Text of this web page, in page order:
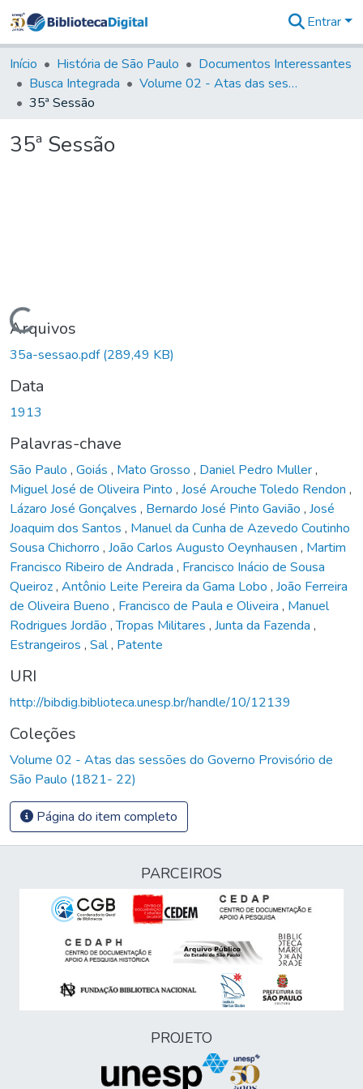
&
Coleções
Tudo na
Entrar
Início História de São Paulo
Documentos Interessantes
Busca Integrada
Volume 02 - Atas das sessões do Governo Provisório de São Paulo (1821- 22)
35ª Sessão
35ª Sessão
Carregando...
Arquivos
35a-sessao.pdf(289,49 KB)
Data
1913
Palavras-chave
São Paulo , Goiás , Mato Grosso , Daniel Pedro Muller,
Miguel José de Oliveira Pinto , José Arouche Toledo Rendon ,
Lázaro José Gonçalves , Bernardo José Pinto Gavião , José
Joaquim dos Santos , Manuel da Cunha de Azevedo Coutinho
Sousa Chichorro , João Carlos Augusto Oeynhausen , Martim
Francisco Ribeiro de Andrada , Francisco Inácio de Sousa
Queiroz, Antônio Leite Pereira da Gama Lobo , João Ferreira
de Oliveira Bueno , Francisco de Paula e Oliveira , Manuel
Rodrigues Jordão ,Tropas Militares , Junta da Fazenda ,
Estrangeiros , Sal, Patente
URI
http://bibdig.biblioteca.unesp.br/handle/10/12139
Coleções
Volume 02 - Atas das sessões do Governo Provisório de
São Paulo (1821- 22)
Página do item completo
PARCEIROS
PROJETO